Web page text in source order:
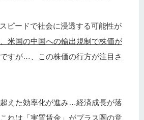
ピードで社会に浸透する可能性が
米国の中国への輸出規制で株価が
すが…、この株価の行方が注目さ
えた効率化が進み…経済成長が落
れは「実質賃金」がプラス圏の意